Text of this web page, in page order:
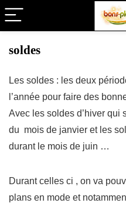
soldes
Les soldes : les deux
l’année pour faire des
Avec les soldes d’hiver qui
du mois de janvier et les
durant le mois de juin …
Durant celles ci , on va
plans en mode et